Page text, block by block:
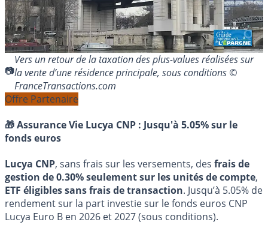
Vers un retour de la taxation des plus-values réalisées sur
la vente d’une résidence principale, sous conditions ©
FranceTransactions.com
Offre Partenaire
🎁 Assurance Vie Lucya CNP : Jusqu'à 5.05% sur le
fonds euros
Lucya CNP, sans frais sur les versements, des frais de
gestion de 0.30% seulement sur les unités de compte,
ETF éligibles sans frais de transaction. Jusqu’à 5.05% de
rendement sur la part investie sur le fonds euros CNP
Lucya Euro B en 2026 et 2027 (sous conditions).